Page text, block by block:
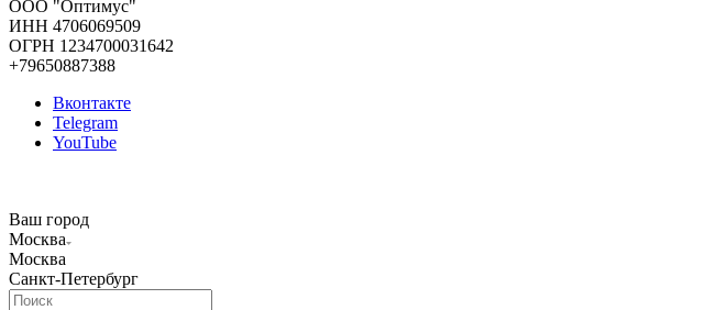
ООО "Оптимус"
ИНН 4706069509
ОГРН 1234700031642
+79650887388
Вконтакте
Telegram
YouTube
Ваш город
Москва
Москва
Санкт-Петербург